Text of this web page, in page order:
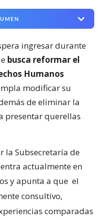
ingresar durante
busca reformar el
Humanos
modificar su
de eliminar la
presentar querellas
la Subsecretaría de
actualmente en
y apunta a que el
consultivo,
comparadas